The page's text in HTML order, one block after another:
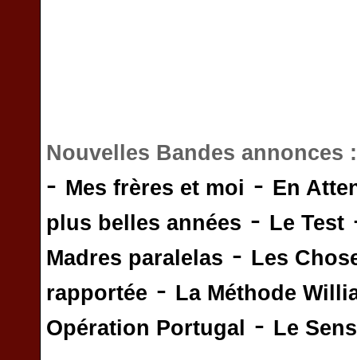
Nouvelles Bandes annonces
- Mes frères et moi - En
plus belles années - Le Test
Madres paralelas - Les
rapportée - La Méthode
Opération Portugal
- Le